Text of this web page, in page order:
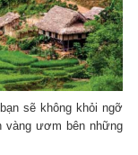
sẽ không khỏi ngỡ
vàng ươm bên những